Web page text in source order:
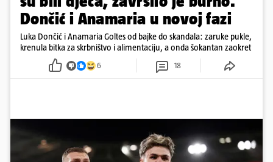
Dončić i Anamaria u novoj fazi
Luka Dončić i Anamaria Goltes od bajke do skandala: zaruke pukle,
krenula bitka za skrbništvo i alimentaciju, a onda šokantan zaokret
6 18